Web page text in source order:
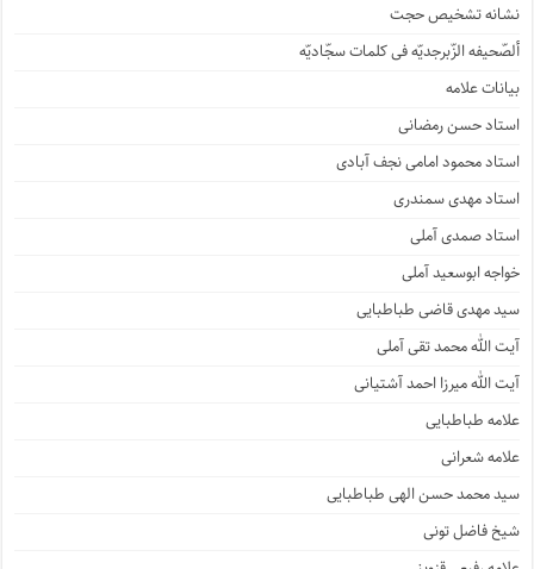
نشانه تشخیص حجت
ألصّحیفه الزّبرجدیّه فی کلمات سجّادیّه
بیانات علامه
استاد حسن رمضانی
استاد محمود امامی نجف آبادی
استاد مهدی سمندری
استاد صمدی آملی
خواجه ابوسعید آملی
سید مهدی قاضی طباطبایی
آیت الله محمد تقی آملی
آیت الله میرزا احمد آشتیانی
علامه طباطبایی
علامه شعرانی
سید محمد حسن الهی طباطبایی
شیخ فاضل تونی